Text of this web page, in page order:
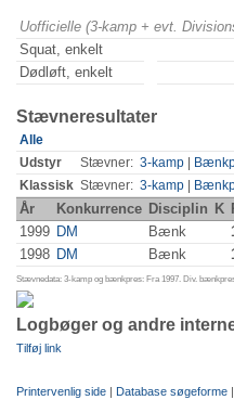
Uofficielle (3-kamp + evt.
Squat, enkelt
Dødløft, enkelt
Stævneresultater
Alle
Udstyr
Stævner: 3-kamp
Klassisk Stævner: 3-kamp
År Konkurrence Disciplin K
1999 DM Bænk
1998 DM Bænk
Stævnedata: 3-kamp og bænkpres: Fra 1997. Div.
Logbøger og andre
Tilføj link
Printervenlig side | Database søgeforme